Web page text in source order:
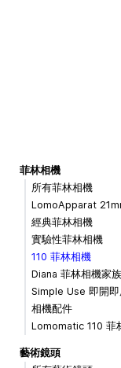
菲林相機
所有菲林相機
LomoApparat
經典菲林相機
實驗性菲林相機
110 菲林相機
Diana 菲林相機家族
Simple Use 即開即
相機配件
Lomomatic 110 菲
藝術鏡頭